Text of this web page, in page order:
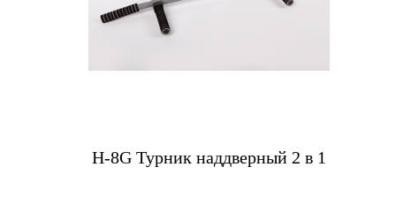
Н-8G Турник наддверный 2 в 1